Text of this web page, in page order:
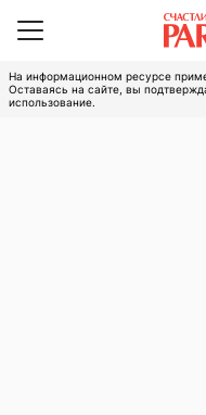
На информационном ресурсе
Оставаясь на сайте, вы
использование.